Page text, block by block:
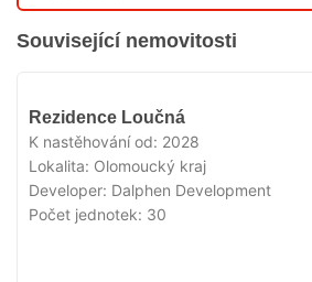
Související nemovitosti
Rezidence Loučná
K nastěhování od: 2028
Lokalita: Olomoucký kraj
Developer: Dalphen Development
Počet jednotek: 30